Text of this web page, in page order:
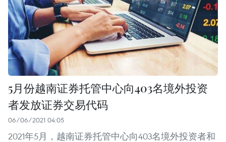
5月份越南证券托管中心向403名境外投资
者发放证券交易代码
06/06/2021 04:05
2021年5月，越南证券托管中心向403名境外投资者和